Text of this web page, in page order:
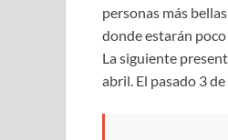
personas más
donde estarán
La siguiente
abril. El pasado 3